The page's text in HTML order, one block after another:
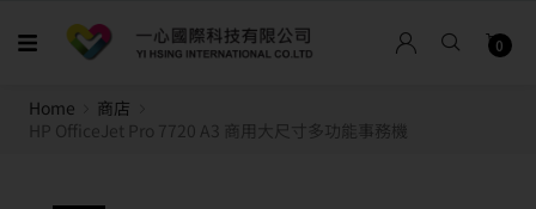
0
Home
商店
HP OfficeJet Pro 7720 A3 商用大尺寸多功能事務機